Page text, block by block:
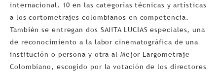
internacional. 10 en las categorías técnicas y artí­sticas
a los cortometrajes colombianos en competencia.
También se entregan dos SANTA LUCIAS especiales, una
de reconocimiento a la labor cinematográfica de una
institución o persona y otra al Mejor Largometraje
Colombiano, escogido por la votación de los directores